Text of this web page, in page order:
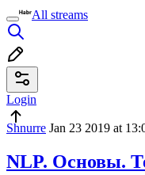
All streams
Login
Shnurre Jan 23 2019 at
NLP. Основы.